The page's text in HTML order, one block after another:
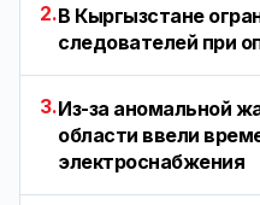
2.В Кыргызстане
следователей при
3.Из-за аномальной
области ввели
электроснабжения